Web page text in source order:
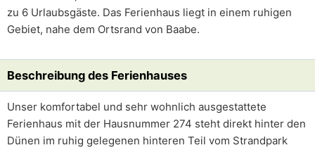
zu 6 Urlaubsgäste. Das Ferienhaus liegt in einem ruhigen
Gebiet, nahe dem Ortsrand von Baabe.
Beschreibung des Ferienhauses
Unser komfortabel und sehr wohnlich ausgestattete
Ferienhaus mit der Hausnummer 274 steht direkt hinter den
Dünen im ruhig gelegenen hinteren Teil vom Strandpark